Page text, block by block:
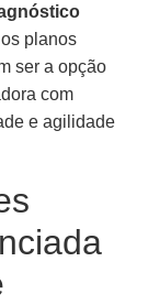
planos
ser a opção
com
e agilidade